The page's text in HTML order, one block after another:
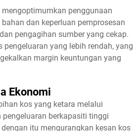
penggunaan
dan keperluan pemprosesan
pengagihan sumber yang cekap.
yang lebih rendah, yang
margin keuntungan yang
Ekonomi
kos yang ketara melalui
berkapasiti tinggi
itu mengurangkan kesan kos